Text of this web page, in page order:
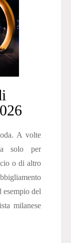
A volte
solo per
o di altro
esempio del
milanese